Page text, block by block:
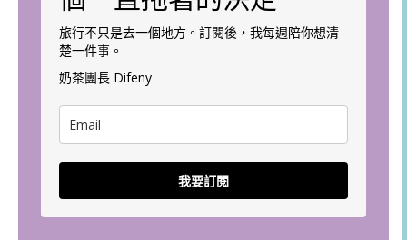
旅行不只是去一個地方。訂閱後，我每週陪你想清
楚一件事。
奶茶團長 Difeny
我要訂閱